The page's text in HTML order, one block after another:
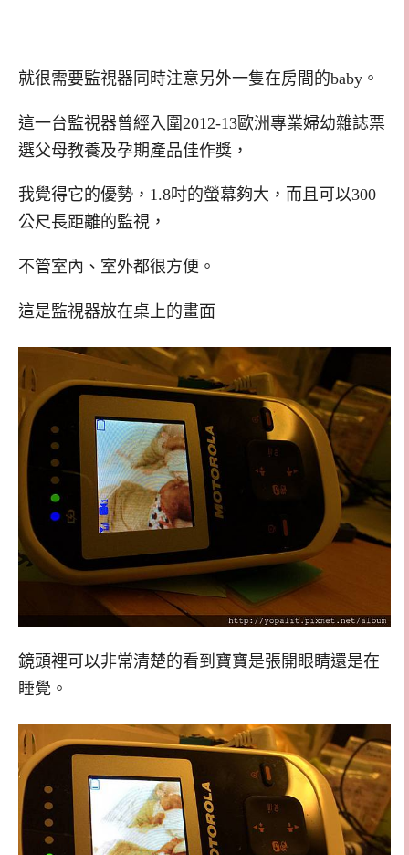
就很需要監視器同時注意另外一隻在房間的baby。
這一台監視器曾經入圍2012-13歐洲專業婦幼雜誌票
選父母教養及孕期產品佳作獎，
我覺得它的優勢，1.8吋的螢幕夠大，而且可以300
公尺長距離的監視，
不管室內、室外都很方便。
這是監視器放在桌上的畫面
鏡頭裡可以非常清楚的看到寶寶是張開眼睛還是在
睡覺。